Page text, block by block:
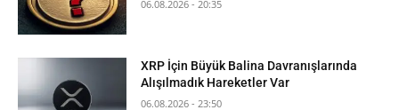
06.08.2026 - 20:35
XRP İçin Büyük Balina Davranışlarında
Alışılmadık Hareketler Var
06.08.2026 - 23:50